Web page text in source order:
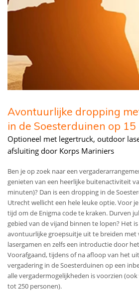
Avontuurlijke dropping
in de Soesterduinen op
Optioneel met legertruck, outdoor
afsluiting door Korps Mariniers
Ben je op zoek naar een
genieten van een heerlijke buitenactiviteit
minuten)? Dan is een dropping in de
Utrecht wellicht een hele leuke optie. Voor
tijd om de Enigma code te kraken. Durven
gebied van de vijand binnen te lopen? Het
avontuurlijke groepsuitje uit te breiden met
lasergamen en zelfs een introductie door
Voorafgaand, tijdens of na afloop van het
vergadering in de Soesterduinen op een
alle vergadermogelijkheden is voorzien
tot 250 personen).